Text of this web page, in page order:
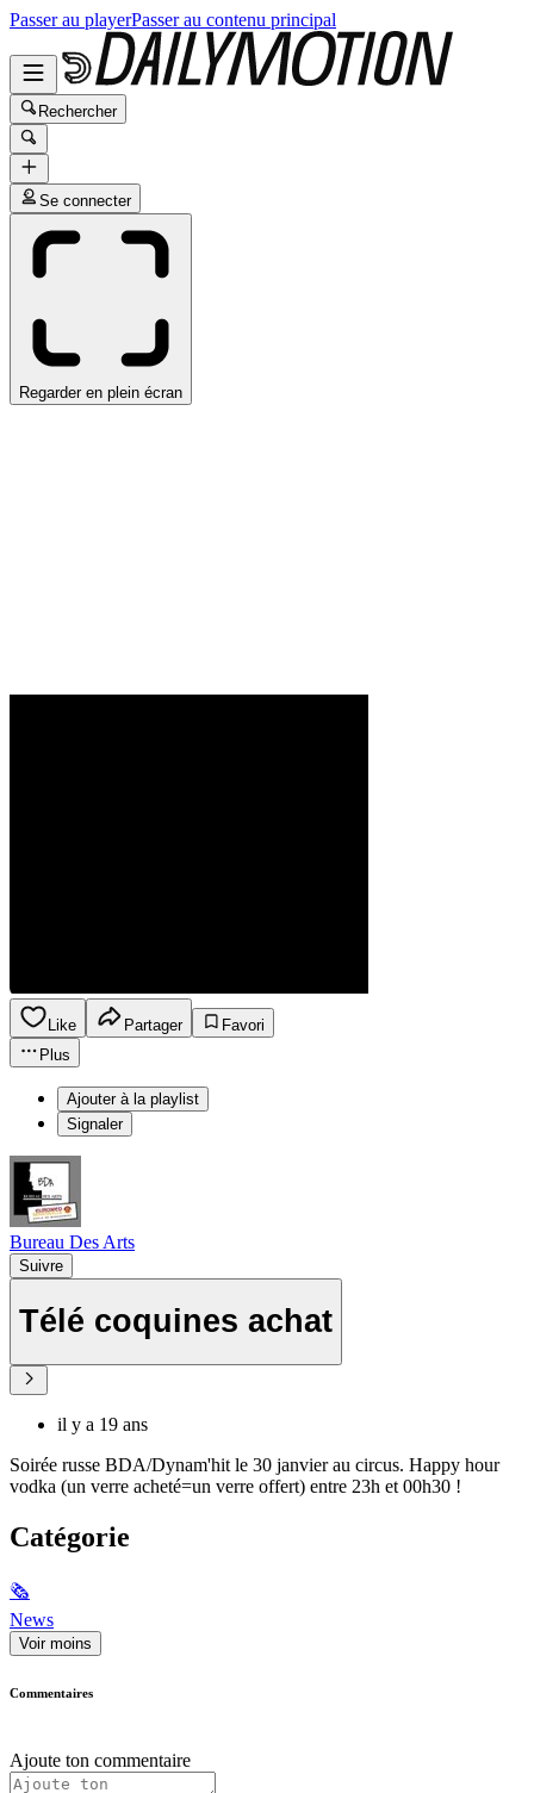
Passer au playerPasser au contenu principal
Rechercher
Se connecter
Regarder en plein écran
Like Partager
Favori
Plus
Ajouter à la playlist
Signaler
Bureau Des Arts
Suivre
Télé coquines achat
il y a 19 ans
Soirée russe BDA/Dynam'hit le 30 janvier au circus. Happy hour
vodka (un verre acheté=un verre offert) entre 23h et 00h30 !
Catégorie
🗞
News
Voir moins
Commentaires
Ajoute ton commentaire